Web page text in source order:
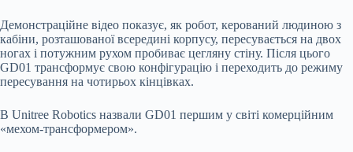
Демонстраційне відео показує, як робот, керований людиною з
кабіни, розташованої всередині корпусу, пересувається на двох
ногах і потужним рухом пробиває цегляну стіну. Після цього
GD01 трансформує свою конфігурацію і переходить до режиму
пересування на чотирьох кінцівках.
В Unitree Robotics назвали GD01 першим у світі комерційним
«мехом-трансформером».